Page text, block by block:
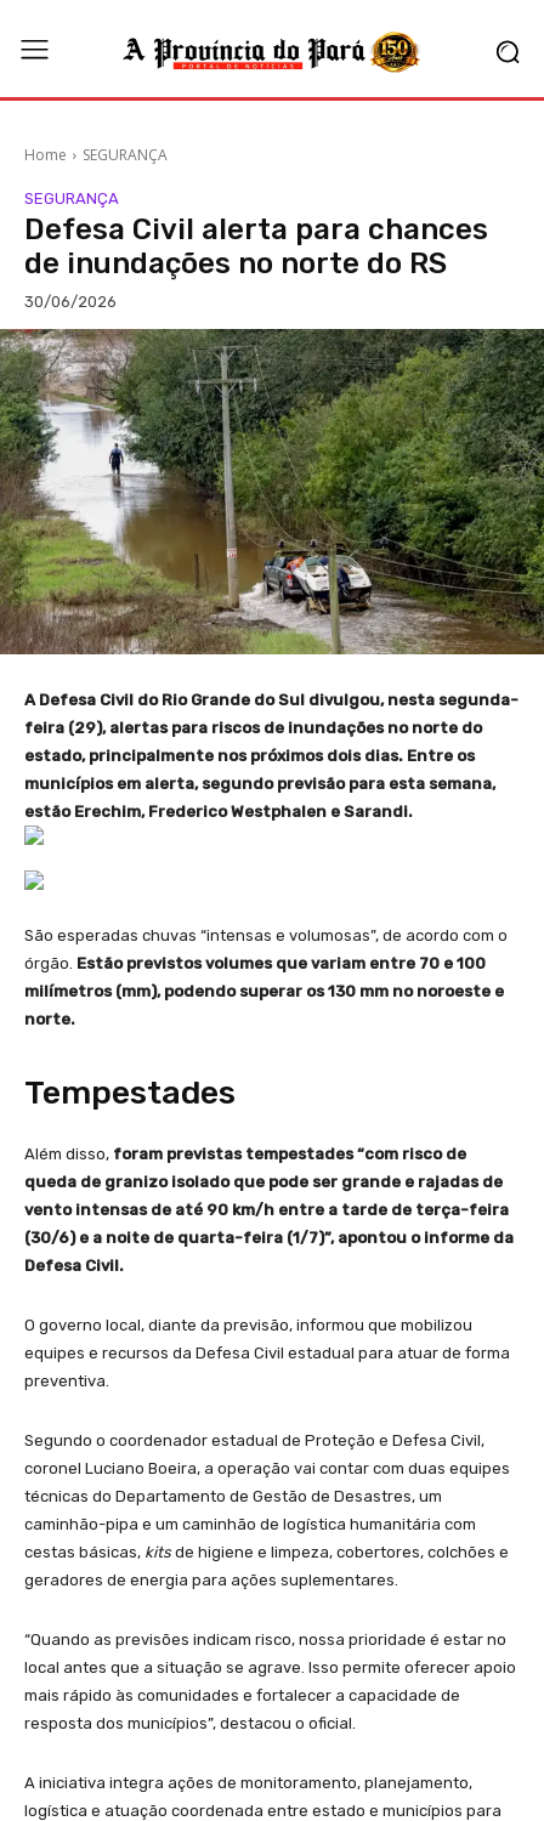
Home SEGURANÇA
SEGURANÇA
Defesa Civil alerta para chances
de inundações no norte do RS
30/06/2026
A Defesa Civil do Rio Grande do Sul divulgou, nesta segunda-
feira (29), alertas para riscos de inundações no norte do
estado, principalmente nos próximos dois dias. Entre os
municípios em alerta, segundo previsão para esta semana,
estão Erechim, Frederico Westphalen e Sarandi.
São esperadas chuvas “intensas e volumosas”, de acordo com o
órgão. Estão previstos volumes que variam entre 70 e 100
milímetros (mm), podendo superar os 130 mm no noroeste e
norte.
Tempestades
Além disso, foram previstas tempestades “com risco de
queda de granizo isolado que pode ser grande e rajadas de
vento intensas de até 90 km/h entre a tarde de terça-feira
(30/6) e a noite de quarta-feira (1/7)”, apontou o informe da
Defesa Civil.
O governo local, diante da previsão, informou que mobilizou
equipes e recursos da Defesa Civil estadual para atuar de forma
preventiva.
Segundo o coordenador estadual de Proteção e Defesa Civil,
coronel Luciano Boeira, a operação vai contar com duas equipes
técnicas do Departamento de Gestão de Desastres, um
caminhão-pipa e um caminhão de logística humanitária com
cestas básicas, kits de higiene e limpeza, cobertores, colchões e
geradores de energia para ações suplementares.
“Quando as previsões indicam risco, nossa prioridade é estar no
local antes que a situação se agrave. Isso permite oferecer apoio
mais rápido às comunidades e fortalecer a capacidade de
resposta dos municípios”, destacou o oficial.
A iniciativa integra ações de monitoramento, planejamento,
logística e atuação coordenada entre estado e municípios para